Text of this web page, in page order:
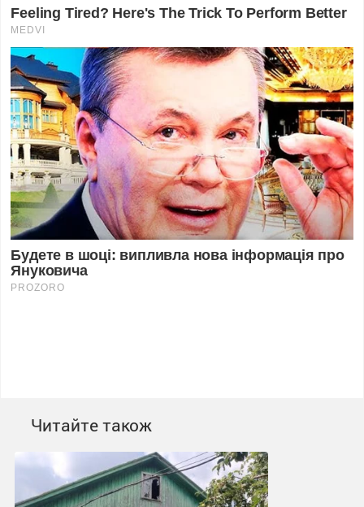
Читайте також